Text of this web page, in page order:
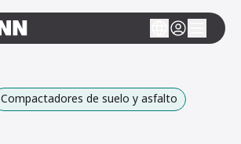
Compactadores de suelo y asfalto